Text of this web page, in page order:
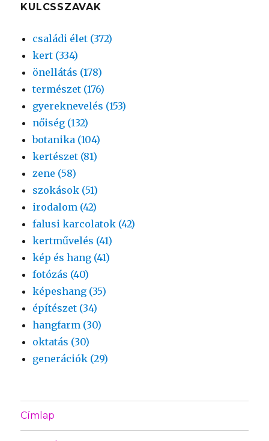
KULCSSZAVAK
családi élet (372)
kert (334)
önellátás (178)
természet (176)
gyereknevelés (153)
nőiség (132)
botanika (104)
kertészet (81)
zene (58)
szokások (51)
irodalom (42)
falusi karcolatok (42)
kertművelés (41)
kép és hang (41)
fotózás (40)
képeshang (35)
építészet (34)
hangfarm (30)
oktatás (30)
generációk (29)
Címlap